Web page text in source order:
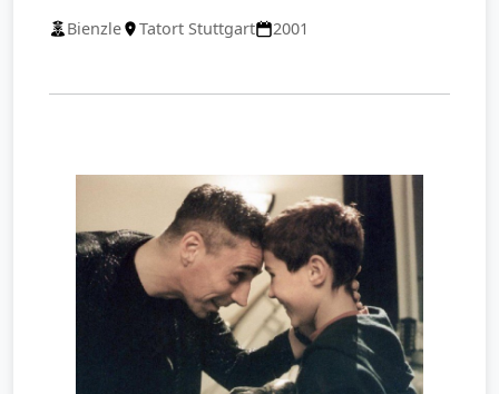
Bienzle Tatort Stuttgart 2001